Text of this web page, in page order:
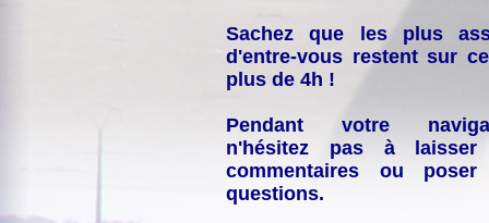
Sachez que les plus
d'entre-vous restent sur
plus de 4h !
Pendant votre
n'hésitez pas à laisser
commentaires ou
questions.